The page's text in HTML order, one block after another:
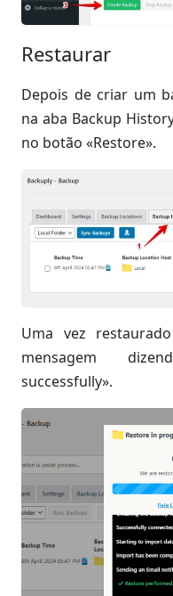
Restaurar
Depois de criar um
na aba Backup
no botão «Restore».
Uma vez
mensagem
successfully».